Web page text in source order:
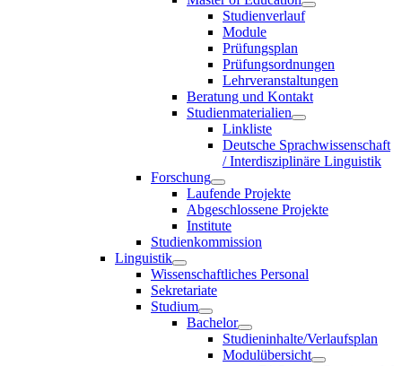
Studienverlauf
Module
Prüfungsplan
Prüfungsordnungen
Lehrveranstaltungen
Beratung und Kontakt
Studienmaterialien
Linkliste
Deutsche Sprachwissenschaft
/ Interdisziplinäre Linguistik
Forschung
Laufende Projekte
Abgeschlossene Projekte
Institute
Studienkommission
Linguistik
Wissenschaftliches Personal
Sekretariate
Studium
Bachelor
Studieninhalte/Verlaufsplan
Modulübersicht